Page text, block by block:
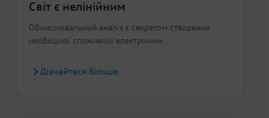
Світ є нелінійним
Обчислювальний аналіз є секретом створення
необхідної споживчої електроніки.
Дізнайтеся більше